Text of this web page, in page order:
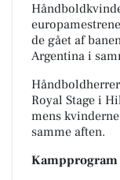
de gået af
Argentina i
Royal Stage i
mens
samme aften.
Kampprogram